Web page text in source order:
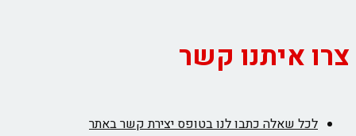
צרו איתנו קשר
לכל שאלה כתבו לנו בטופס יצירת קשר באתר